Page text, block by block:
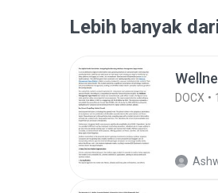
Lebih banyak
DOCX